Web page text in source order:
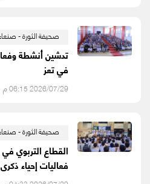
صحيفة الثورة -
تدشين أنشطة
في تعز
2026/07/29 06:15 م
صحيفة الثورة -
القطاع التربوي في
فعاليات إحياء